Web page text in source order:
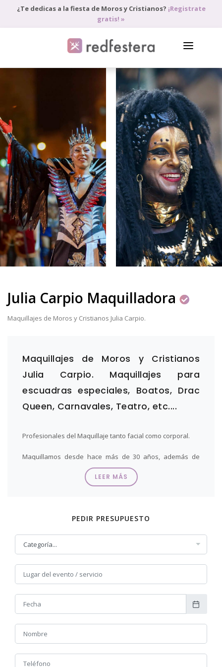
¿Te dedicas a la fiesta de Moros y Cristianos? ¡Registrate
gratis! »
DIRECTORIO DE PROFESIONALES
PEDIR PRESUPUESTO
ANÚNCIATE
ACCEDE
Julia Carpio Maquilladora
Maquillajes de Moros y Cristianos Julia Carpio.
Maquillajes de Moros y Cristianos
Julia Carpio. Maquillajes para
escuadras especiales, Boatos, Drac
Queen, Carnavales, Teatro, etc....
Profesionales del Maquillaje tanto facial como corporal.
Maquillamos desde hace más de 30 años, además de
formar un equipo de profesionales donde hacemos
espectáculo de la fiesta. Nuestro objetivo principal es
hacer arte en cada fiesta y dejar nuestro sello personal
Valencia 2022
Nos recorremos las provincias de Alicante, Valencia y
Ponte en manos profesionales y expertas, tu fiesta lo
merece!!!
Contacta AHORA CON NOSTRAS RELLENANDO EL
FORMULARIO ADJUNTO y te asesoramos en todo lo que
necesites.
LEER MÁS
PEDIR PRESUPUESTO